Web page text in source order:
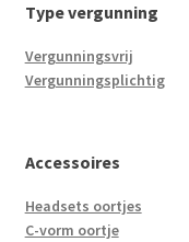
Type vergunning
Vergunningsvrij
Vergunningsplichtig
Accessoires
Headsets oortjes
C-vorm oortje